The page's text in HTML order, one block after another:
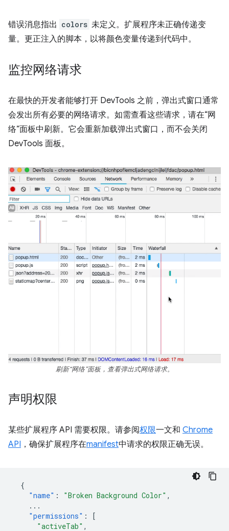
错误消息指出 colors 未定义。扩展程序未正确传递变
量。更正注入的脚本，以将颜色变量传递到代码中。
监控网络请求
在最快的开发者能够打开 DevTools 之前，弹出式窗口通常
会发出所有必要的网络请求。如需查看这些请求，请在“网
络”面板中刷新。它会重新加载弹出式窗口，而不会关闭
DevTools 面板。
刷新“网络”面板，查看弹出式网络请求。
声明权限
某些扩展程序 API 需要权限。请参阅权限一文和 Chrome
API ，确保扩展程序在manifest中请求的权限正确无误。
{
"name" : "Broken Background Color" ,
...
"permissions" :
[
"activeTab" ,